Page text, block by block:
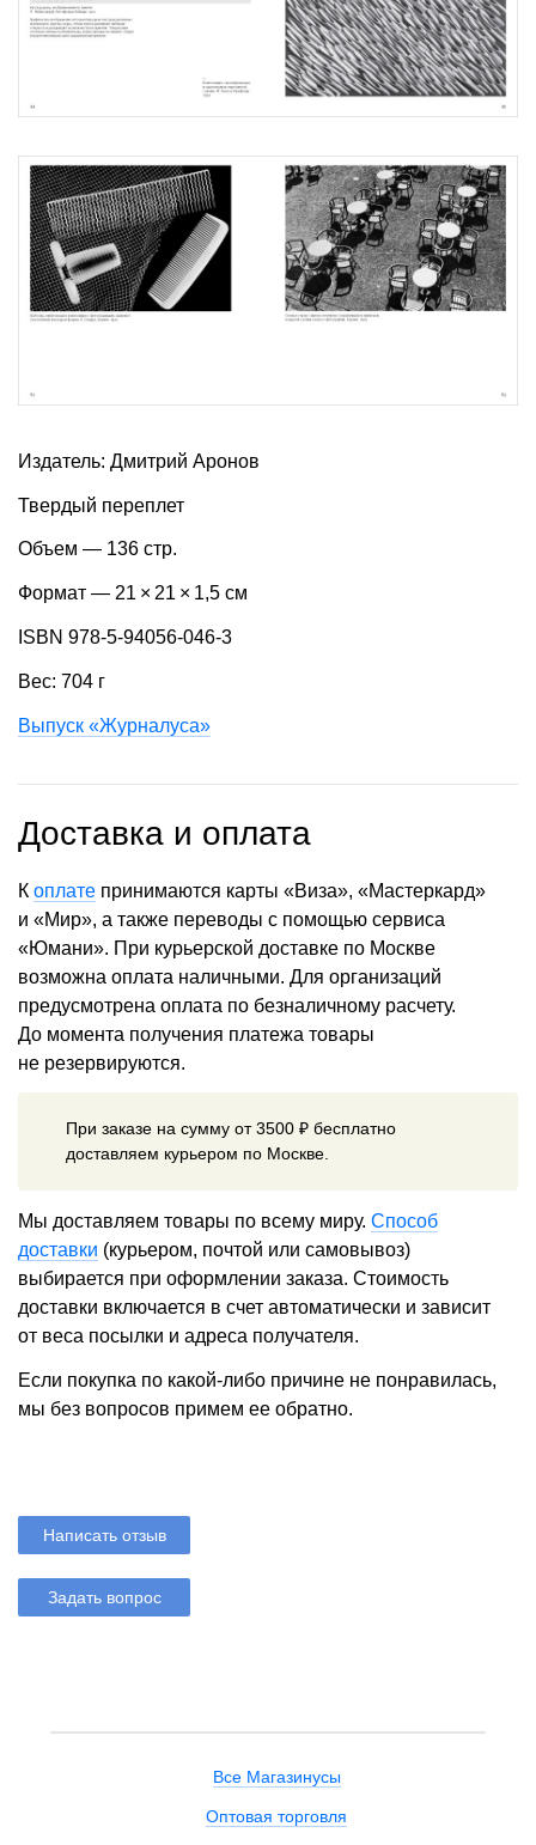
Издатель: Дмитрий Аронов
Твердый переплет
Объем — 136 стр.
Формат — 21 × 21 × 1,5 см
ISBN 978-5-94056-046-3
Вес: 704 г
Выпуск «Журналуса»
Доставка и оплата
К оплате принимаются карты «Виза», «Мастеркард»
и «Мир», а также переводы с помощью сервиса
«Юмани». При курьерской доставке по Москве
возможна оплата наличными. Для организаций
предусмотрена оплата по безналичному расчету.
До момента получения платежа товары
не резервируются.
При заказе на сумму от 3500 ₽ бесплатно
доставляем курьером по Москве.
Мы доставляем товары по всему миру. Способ
доставки (курьером, почтой или самовывоз)
выбирается при оформлении заказа. Стоимость
доставки включается в счет автоматически и зависит
от веса посылки и адреса получателя.
Если покупка по какой-либо причине не понравилась,
мы без вопросов примем ее обратно.
Написать отзыв
Задать вопрос
Все Магазинусы
Оптовая торговля